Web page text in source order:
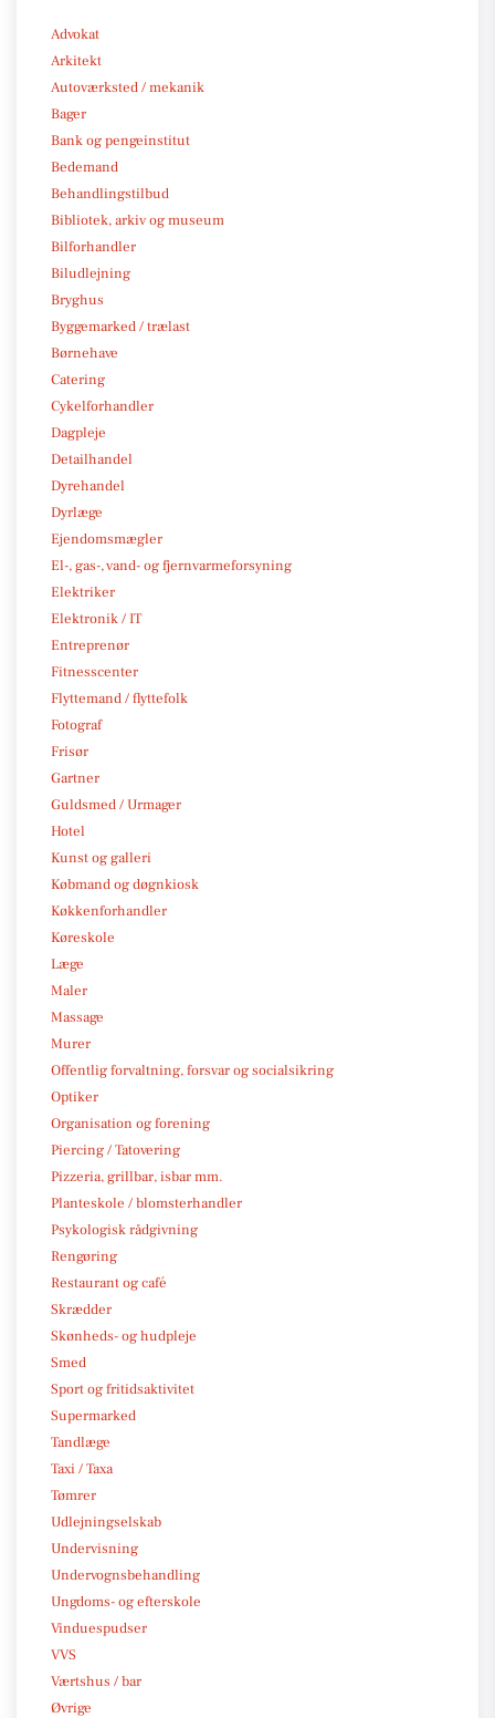
Advokat
Arkitekt
Autoværksted / mekanik
Bager
Bank og pengeinstitut
Bedemand
Behandlingstilbud
Bibliotek, arkiv og museum
Bilforhandler
Biludlejning
Bryghus
Byggemarked / trælast
Børnehave
Catering
Cykelforhandler
Dagpleje
Detailhandel
Dyrehandel
Dyrlæge
Ejendomsmægler
El-, gas-, vand- og fjernvarmeforsyning
Elektriker
Elektronik / IT
Entreprenør
Fitnesscenter
Flyttemand / flyttefolk
Fotograf
Frisør
Gartner
Guldsmed / Urmager
Hotel
Kunst og galleri
Købmand og døgnkiosk
Køkkenforhandler
Køreskole
Læge
Maler
Massage
Murer
Offentlig forvaltning, forsvar og socialsikring
Optiker
Organisation og forening
Piercing / Tatovering
Pizzeria, grillbar, isbar mm.
Planteskole / blomsterhandler
Psykologisk rådgivning
Rengøring
Restaurant og café
Skrædder
Skønheds- og hudpleje
Smed
Sport og fritidsaktivitet
Supermarked
Tandlæge
Taxi / Taxa
Tømrer
Udlejningselskab
Undervisning
Undervognsbehandling
Ungdoms- og efterskole
Vinduespudser
VVS
Værtshus / bar
Øvrige